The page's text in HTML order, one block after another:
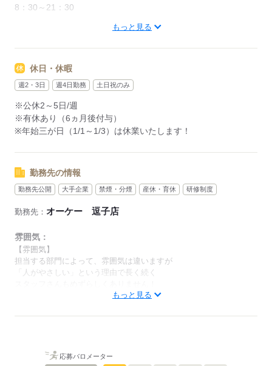
8：30～21：30
＜募集形態＞
（アシスタントパートナー社員）
・勤務日数：2～5日/週
・勤務時間：20時間未満/週
※18歳未満の場合は、実働2～8時間/日
※募集時間は職種により異なる場合があります。
棚卸日（数ヶ月に一度を予定）につきましては、
出勤のご協力をお願いしております。
年始三が日（1/1～1/3）は休業です。
もっと見る
休日・休暇
週2・3日 週4日勤務 土日祝のみ
※公休2～5日/週
※有休あり（6ヵ月後付与）
※年始三が日（1/1～1/3）は休業いたします！
勤務先の情報
勤務先公開 大手企業 禁煙・分煙 産休・育休 研修制度
勤務先： オーケー 逗子店
雰囲気：
【雰囲気】
担当する部門によって、雰囲気は違いますが
「人がやさしい」という理由で長く続く
職場の様子 しずか
もっと見る
応募バロメーター